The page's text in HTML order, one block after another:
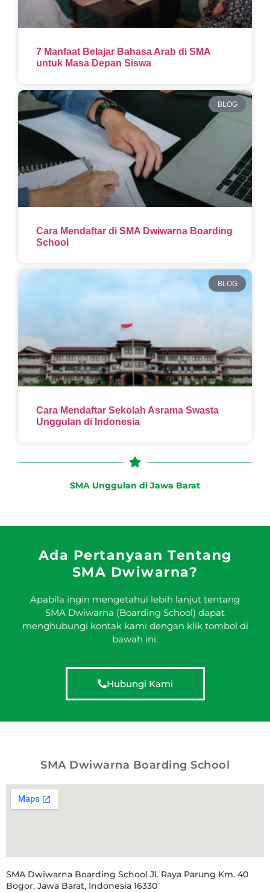
7 Manfaat Belajar Bahasa Arab di SMA
untuk Masa Depan Siswa
BLOG
Cara Mendaftar di SMA Dwiwarna Boarding
School
BLOG
Cara Mendaftar Sekolah Asrama Swasta
Unggulan di Indonesia
SMA Unggulan di Jawa Barat
Ada Pertanyaan Tentang
SMA Dwiwarna?
Apabila ingin mengetahui lebih lanjut tentang
SMA Dwiwarna (Boarding School) dapat
menghubungi kontak kami dengan klik tombol di
bawah ini.
Hubungi Kami
SMA Dwiwarna Boarding School
SMA Dwiwarna Boarding School Jl. Raya Parung Km. 40
Bogor, Jawa Barat, Indonesia 16330